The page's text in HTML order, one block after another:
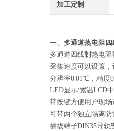
加工定制
一、 多通道热电阻
多通道四线制热电
采集速度可以设置，
分辨率0.01℃，精度
LED显示/宽温LCD
带按键方便用户现场
可带两个独立隔离防
插拔端子DIN35导轨